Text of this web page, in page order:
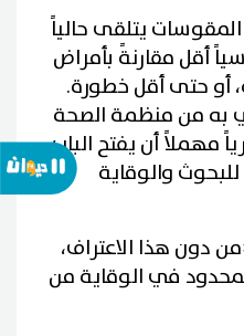
المقوسات يتلقى حالياً
أقل مقارنةً بأمراض
أو حتى أقل خطورة.
به من منظمة الصحة
مهملاً أن يفتح الباب
والوقاية
دون هذا الاعتراف،
في الوقاية من